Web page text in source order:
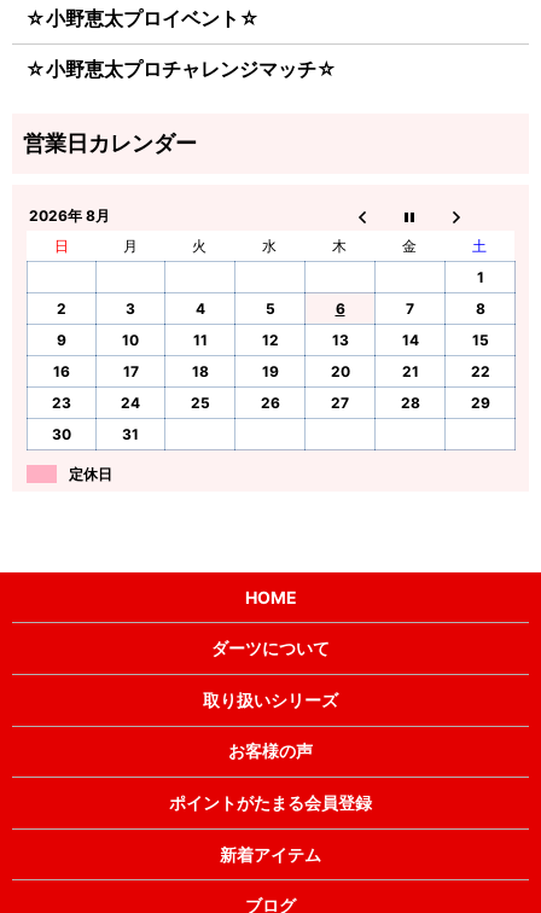
☆小野恵太プロイベント☆
☆小野恵太プロチャレンジマッチ☆
2026年 8月
日
月 火 水 木 金
土
1
2
3 4 5 6 7
8
9
10 11 12 13 14
15
16
17 18 19 20 21
22
23
24 25 26 27 28
29
30
31
定休日
HOME
ダーツについて
取り扱いシリーズ
お客様の声
ポイントがたまる会員登録
新着アイテム
ブログ